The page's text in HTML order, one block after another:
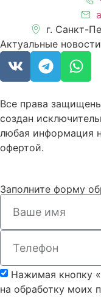
г. Санкт-
Актуальные
Все права
создан
любая информация
офертой.
Заполните форму
Нажимая кнопку
на обработку моих